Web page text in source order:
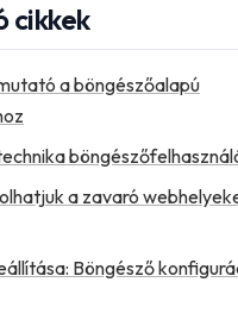
cikkek
a böngészőalapú
a zavaró
Böngésző